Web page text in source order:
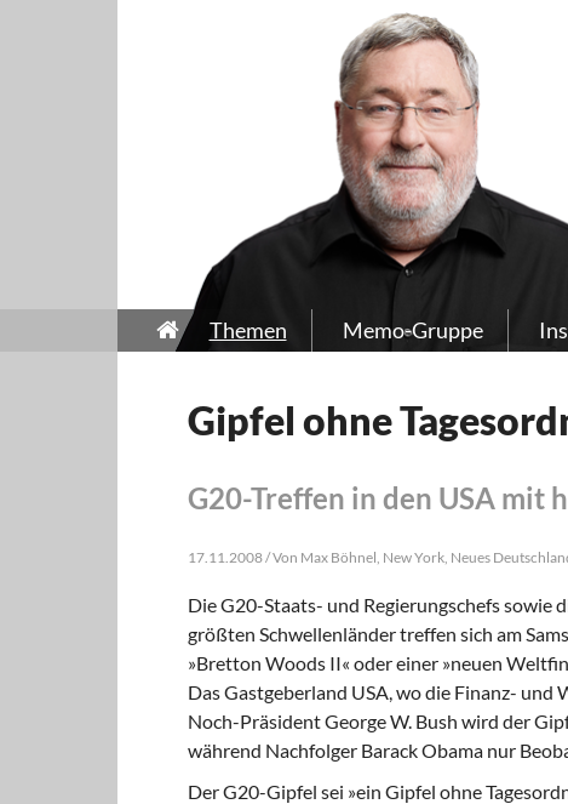
Themen Memo-Gruppe
Gipfel ohne
G20-Treffen in den USA mit
17.11.2008 / Von Max Böhnel, New York, Neues
Die G20-Staats- und Regierungschefs
größten Schwellenländer treffen sich am
»Bretton Woods II« oder einer »neuen
Das Gastgeberland USA, wo die Finanz-
Noch-Präsident George W. Bush wird der
während Nachfolger Barack Obama nur
Der G20-Gipfel sei »ein Gipfel ohne